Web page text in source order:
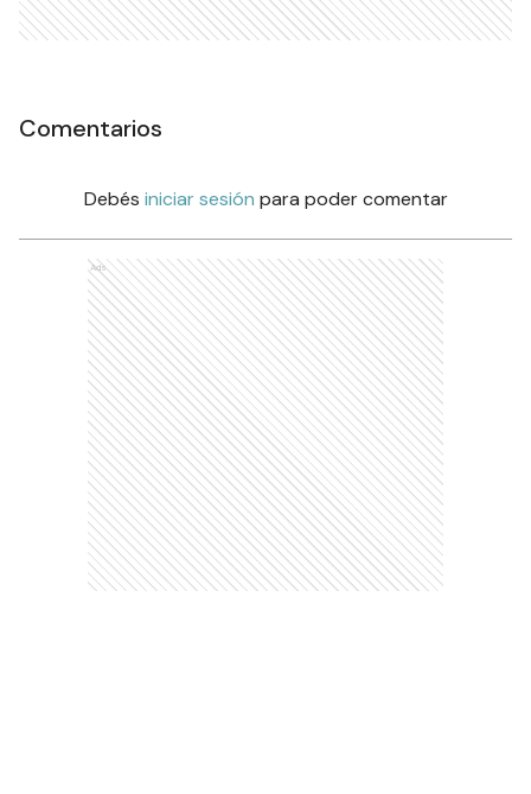
Comentarios
Debés iniciar sesión para poder comentar
Ads